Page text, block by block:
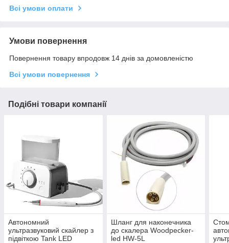
Всі умови оплати
Умови повернення
Повернення товару впродовж 14 днів за домовленістю
Всі умови повернення
Подібні товари компанії
Автономний
ультразвуковий скайлер з
підвіткою Tank LED
Шланг для наконечника
до скалера Woodpecker-
led HW-5L